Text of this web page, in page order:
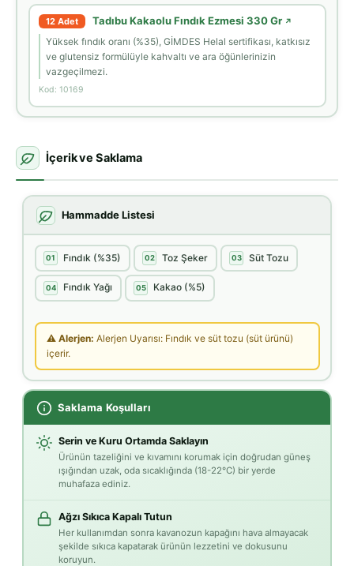
12 Adet Tadıbu Kakaolu Fındık Ezmesi 330 Gr ↗
Yüksek fındık oranı (%35), GİMDES Helal sertifikası, katkısız
ve glutensiz formülüyle kahvaltı ve ara öğünlerinizin
vazgeçilmezi.
Kod: 10169
İçerik ve Saklama
Hammadde Listesi
01 Fındık (%35) 02 Toz Şeker 03 Süt Tozu
04 Fındık Yağı 05 Kakao (%5)
⚠ Alerjen: Alerjen Uyarısı: Fındık ve süt tozu (süt ürünü)
içerir.
Saklama Koşulları
Serin ve Kuru Ortamda Saklayın
Ürünün tazeliğini ve kıvamını korumak için doğrudan güneş
ışığından uzak, oda sıcaklığında (18-22°C) bir yerde
muhafaza ediniz.
Ağzı Sıkıca Kapalı Tutun
Her kullanımdan sonra kavanozun kapağını hava almayacak
şekilde sıkıca kapatarak ürünün lezzetini ve dokusunu
koruyun.